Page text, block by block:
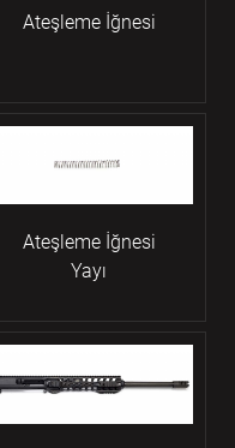
Ateşleme İğnesi
Ateşleme İğnesi
Yayı